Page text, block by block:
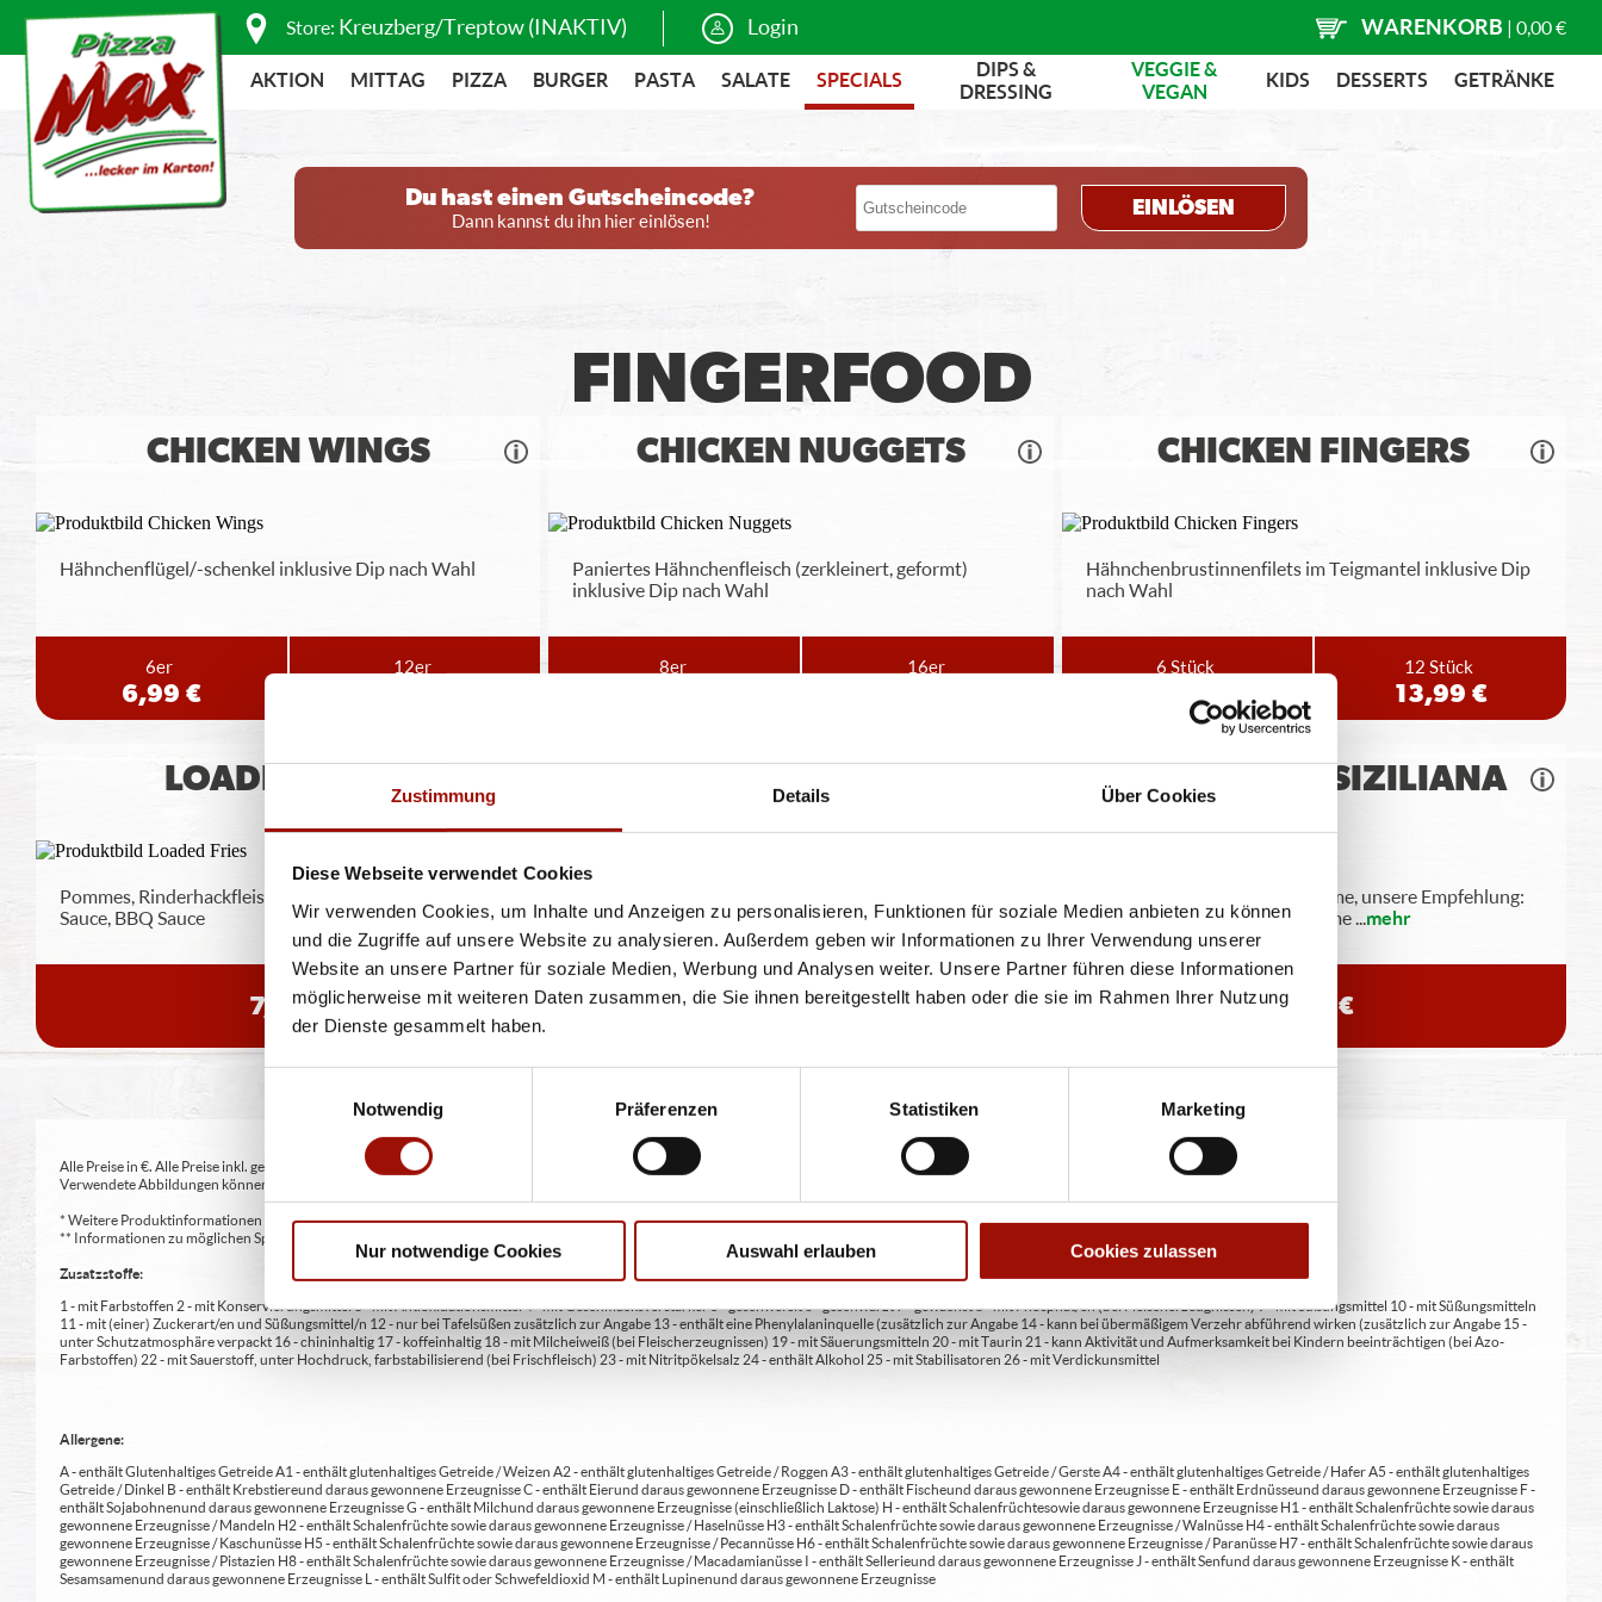
Zustimmung Details Über Cookies
Diese Webseite verwendet Cookies
Wir verwenden Cookies, um Inhalte und Anzeigen zu personalisieren, Funktionen für soziale Medien anbieten zu können
und die Zugriffe auf unsere Website zu analysieren. Außerdem geben wir Informationen zu Ihrer Verwendung unserer
Website an unsere Partner für soziale Medien, Werbung und Analysen weiter. Unsere Partner führen diese Informationen
möglicherweise mit weiteren Daten zusammen, die Sie ihnen bereitgestellt haben oder die sie im Rahmen Ihrer Nutzung
der Dienste gesammelt haben.
Notwendig
Präferenzen Statistiken Marketing
Nur notwendige Cookies Auswahl erlauben Cookies zulassen
Store: Kreuzberg/Treptow (INAKTIV) Login WARENKORB | 0,00 €
AKTION MITTAG PIZZA BURGER PASTA SALATE SPECIALS
DIPS &
DRESSING
VEGGIE &
VEGAN
KIDS DESSERTS GETRÄNKE
Du hast einen Gutscheincode?
Dann kannst du ihn hier einlösen!
EINLÖSEN
FINGERFOOD
CHICKEN WINGS
Hähnchenflügel/-schenkel inklusive Dip nach Wahl
6er
6,99 €
12er
CHICKEN NUGGETS
Paniertes Hähnchenfleisch (zerkleinert, geformt)
inklusive Dip nach Wahl
8er 16er
CHICKEN FINGERS
Hähnchenbrustinnenfilets im Teigmantel inklusive Dip
nach Wahl
6 Stück
7,49 €
12 Stück
13,99 €
LOADED FRIES
Pommes, Rinderhackfleisch, Jalapeños, Chili Cheese
Sauce, BBQ Sauce
7,99 €
POMMES
5,49 €
FLATBREAD SIZILIANA
Pizzateigecken, Knoblauchcreme, unsere Empfehlung:
Siziliana Dip (aus Tomatencreme...mehr
6,99 €
Alle Preise in €. Alle Preise inkl. gesetzl. MwSt. Alle Angaben zu Grammaturen oder Durchmessern, bspw. der Pizzen sind circa-Angaben und können durch die Zubereitung geringfügig variieren.
Verwendete Abbildungen können von den tatsächlich gelieferten Produkten abweichen. Wir liefern innerhalb von ca. 30 Minuten.
* Weitere Produktinformationen zu vorverpackten Lebensmitteln finden Sie unter www.pizzamax.de/produktinformationen
** Informationen zu möglichen Spuren von Allergenen seitens unsere Hersteller finden Sie unter www.pizzamax.de/produktinformationen
Zusatzstoffe:
1 - mit Farbstoffen 2 - mit Konservierungsmittel 3 - mit Antioxidationsmittel 4 - mit Geschmacksverstärker 5 - geschwefelt 6 - geschwärzt 7 - gewachst 8 - mit Phosphat/en (bei Fleischerzeugnissen) 9 - mit Süßungsmittel 10 - mit Süßungsmitteln
11 - mit (einer) Zuckerart/en und Süßungsmittel/n 12 - nur bei Tafelsüßen zusätzlich zur Angabe 13 - enthält eine Phenylalaninquelle (zusätzlich zur Angabe 14 - kann bei übermäßigem Verzehr abführend wirken (zusätzlich zur Angabe 15 -
unter Schutzatmosphäre verpackt 16 - chininhaltig 17 - koffeinhaltig 18 - mit Milcheiweiß (bei Fleischerzeugnissen) 19 - mit Säuerungsmitteln 20 - mit Taurin 21 - kann Aktivität und Aufmerksamkeit bei Kindern beeinträchtigen (bei Azo-
Farbstoffen) 22 - mit Sauerstoff, unter Hochdruck, farbstabilisierend (bei Frischfleisch) 23 - mit Nitritpökelsalz 24 - enthält Alkohol 25 - mit Stabilisatoren 26 - mit Verdickunsmittel
Allergene:
A - enthält Glutenhaltiges Getreide A1 - enthält glutenhaltiges Getreide / Weizen A2 - enthält glutenhaltiges Getreide / Roggen A3 - enthält glutenhaltiges Getreide / Gerste A4 - enthält glutenhaltiges Getreide / Hafer A5 - enthält glutenhaltiges
Getreide / Dinkel B - enthält Krebstiere und daraus gewonnene Erzeugnisse C - enthält Eier und daraus gewonnene Erzeugnisse D - enthält Fische und daraus gewonnene Erzeugnisse E - enthält Erdnüsse und daraus gewonnene Erzeugnisse F -
enthält Sojabohnen und daraus gewonnene Erzeugnisse G - enthält Milch und daraus gewonnene Erzeugnisse (einschließlich Laktose) H - enthält Schalenfrüchte sowie daraus gewonnene Erzeugnisse H1 - enthält Schalenfrüchte sowie daraus
gewonnene Erzeugnisse / Mandeln H2 - enthält Schalenfrüchte sowie daraus gewonnene Erzeugnisse / Haselnüsse H3 - enthält Schalenfrüchte sowie daraus gewonnene Erzeugnisse / Walnüsse H4 - enthält Schalenfrüchte sowie daraus
gewonnene Erzeugnisse / Kaschunüsse H5 - enthält Schalenfrüchte sowie daraus gewonnene Erzeugnisse / Pecannüsse H6 - enthält Schalenfrüchte sowie daraus gewonnene Erzeugnisse / Paranüsse H7 - enthält Schalenfrüchte sowie daraus
gewonnene Erzeugnisse / Pistazien H8 - enthält Schalenfrüchte sowie daraus gewonnene Erzeugnisse / Macadamianüsse I - enthält Sellerie und daraus gewonnene Erzeugnisse J - enthält Senf und daraus gewonnene Erzeugnisse K - enthält
Sesamsamen und daraus gewonnene Erzeugnisse L - enthält Sulfit oder Schwefeldioxid M - enthält Lupinen und daraus gewonnene Erzeugnisse